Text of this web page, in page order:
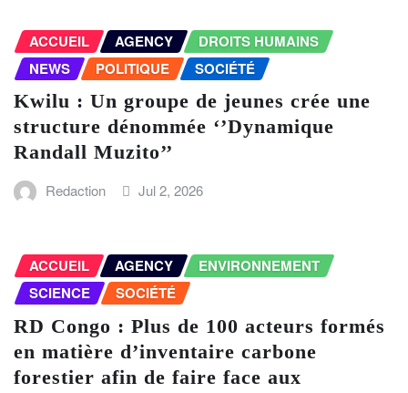
ACCUEIL AGENCY
DROITS HUMAINS
NEWS
POLITIQUE SOCIÉTÉ
Kwilu : Un groupe de jeunes crée une
structure dénommée ‘’Dynamique
Randall Muzito’’
Redaction Jul 2, 2026
ACCUEIL AGENCY
ENVIRONNEMENT
SCIENCE
SOCIÉTÉ
RD Congo : Plus de 100 acteurs formés
en matière d’inventaire carbone
forestier afin de faire face aux